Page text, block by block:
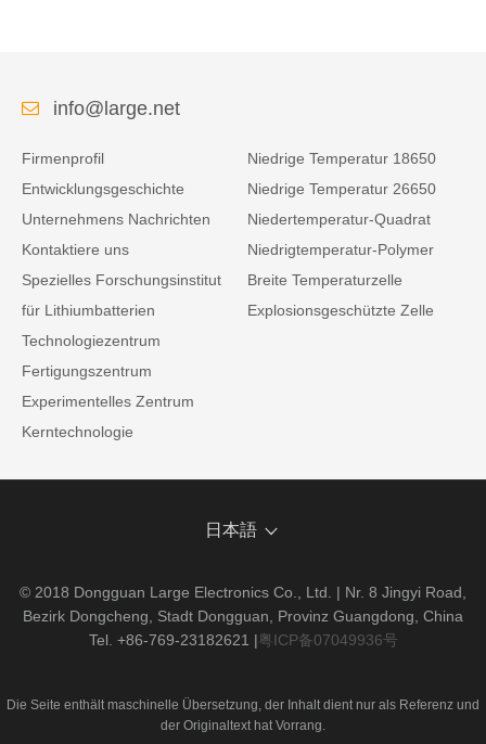
info@large.net
Firmenprofil
Entwicklungsgeschichte
Unternehmens Nachrichten
Kontaktiere uns
Spezielles Forschungsinstitut
für Lithiumbatterien
Technologiezentrum
Fertigungszentrum
Experimentelles Zentrum
Kerntechnologie
Niedrige Temperatur 18650
Niedrige Temperatur 26650
Niedertemperatur-Quadrat
Niedrigtemperatur-Polymer
Breite Temperaturzelle
Explosionsgeschützte Zelle
日本語
© 2018 Dongguan Large Electronics Co., Ltd. | Nr. 8 Jingyi Road,
Bezirk Dongcheng, Stadt Dongguan, Provinz Guangdong, China
Tel. +86-769-23182621 |粤ICP备07049936号
Die Seite enthält maschinelle Übersetzung, der Inhalt dient nur als Referenz und
der Originaltext hat Vorrang.